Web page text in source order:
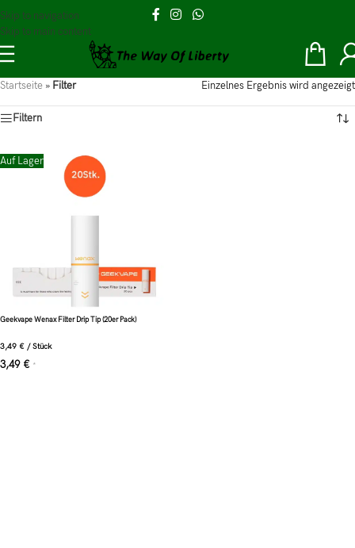
Skip to navigation
Skip to main content
Startseite » Filter Einzelnes Ergebnis wird angezeigt
Filtern
Auf Lager
Geekvape Wenax Filter Drip Tip (20er Pack)
3,49 € /Stück
3,49 € *